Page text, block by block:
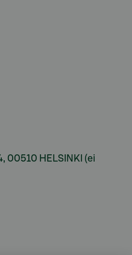
00510 HELSINKI (ei